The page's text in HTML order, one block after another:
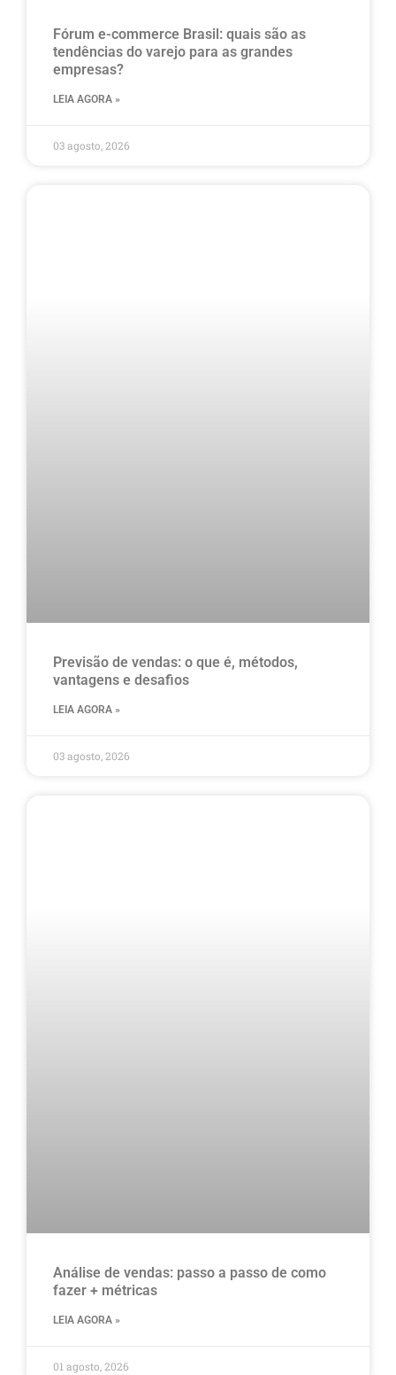
Fórum e-commerce Brasil: quais são as
tendências do varejo para as grandes
empresas?
LEIA AGORA »
03 agosto, 2026
Previsão de vendas: o que é, métodos,
vantagens e desafios
LEIA AGORA »
03 agosto, 2026
Análise de vendas: passo a passo de como
fazer + métricas
LEIA AGORA »
01 agosto, 2026